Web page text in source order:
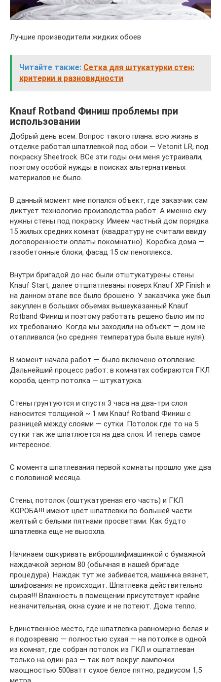
Лучшие производители жидких обоев
Читайте также: Сетка для штукатурки стен:
критерии и разновидности
Knauf Rotband Финиш проблемы при
использовании
Добрый день всем. Вопрос такого плана: всю жизнь в
отделке работал шпатлевкой под обои — Vetonit LR, под
покраску Sheetrock. ВСе эти годы они меня устраивали,
поэтому особой нужды в поисках альтернативных
материалов не было.
В данный момент мне попался объект, где заказчик сам
диктует технологию производства работ. А именно ему
нужны стены под покраску. Имеем частный дом порядка
15 жилых средних комнат (квадратуру не считали ввиду
договоренности оплаты покомнатно). Коробка дома —
газобетонные блоки, фасад 15 см пеноплекса.
Внутри бригадой до нас были отштукатурены стены
Knauf Start, далее отшпатлеваны поверх Knauf XP Finish и
на данном этапе все было брошено. У заказчика уже был
закуплен в больших обьемах вышеуказанный Knauf
Rotband Финиш и поэтому работать решено было им по
их требованию. Когда мы заходили на объект — дом не
отапливался (но средняя температура была выше нуля).
В момент начала работ — было включено отопление.
Дальнейший процесс работ: в комнатах собираются ГКЛ
короба, центр потолка — штукатурка.
Стены грунтуются и спустя 3 часа на два-три слоя
наносится толщиной ~ 1 мм Knauf Rotband Финиш с
разницей между слоями — сутки. Потолок где то на 5
сутки так же шпатлюется на два слоя. И теперь самое
интересное.
С момента шпатлевания первой комнаты прошло уже два
с половиной месяца.
Стены, потолок (оштукатуреная его часть) и ГКЛ
КОРОБА!!! имеют цвет шпатлевки по большей части
желтый с белыми пятнами просветами. Как будто
шпатлевка еще не высохла.
Начинаем ошкуривать виброшлифмашинкой с бумажной
наждачкой зерном 80 (обычная в нашей бригаде
процедура). Наждак тут же забивается, машинка вязнет,
шлифования не происходит. Шпатлевка действительно
сырая!!! Влажность в помещении присутствует крайне
незначительная, окна сухие и не потеют. Дома тепло.
Единственное место, где шпатлевка равномерно белая и
я подозреваю — полностью сухая — на потолке в одной
из комнат, где собран потолок из ГКЛ и ошпатлеван
только на один раз — так вот вокруг лампочки
маощностью 500ватт сухое белое пятно, радиусом 1,5